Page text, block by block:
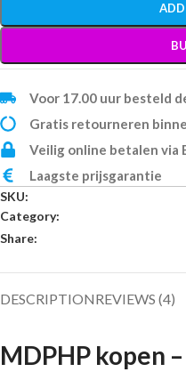
Voor 17.00 uur besteld
Gratis retourneren
Veilig online betalen via
Laagste prijsgarantie
SKU:
Category:
Share:
DESCRIPTIONREVIEWS (4)
MDPHP kopen